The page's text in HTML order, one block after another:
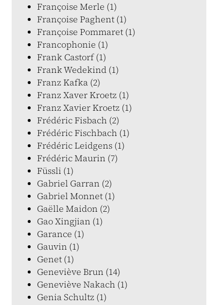
Françoise Merle (1)
Françoise Paghent (1)
Françoise Pommaret (1)
Francophonie (1)
Frank Castorf (1)
Frank Wedekind (1)
Franz Kafka (2)
Franz Xaver Kroetz (1)
Franz Xavier Kroetz (1)
Frédéric Fisbach (2)
Frédéric Fischbach (1)
Frédéric Leidgens (1)
Frédéric Maurin (7)
Füssli (1)
Gabriel Garran (2)
Gabriel Monnet (1)
Gaëlle Maidon (2)
Gao Xingjian (1)
Garance (1)
Gauvin (1)
Genet (1)
Geneviève Brun (14)
Geneviève Nakach (1)
Genia Schultz (1)